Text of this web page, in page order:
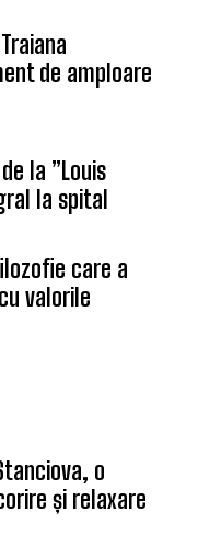
de amploare
la ”Louis
la spital
care a
valorile
o
și relaxare